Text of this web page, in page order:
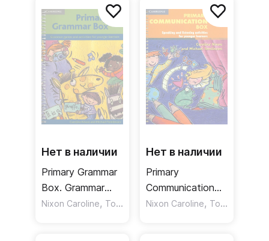
Нет в наличии
Primary Grammar
Box. Grammar
Games and
Nixon Caroline, Tomlinson Michael
Нет в наличии
Primary
Communication
Box. Reading
Nixon Caroline, Tomlinson Michael